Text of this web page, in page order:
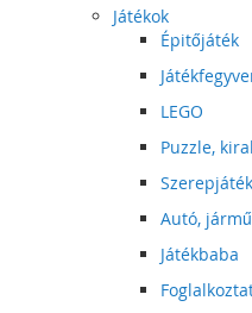
Játékok
Épitőjáték
LEGO
Puzzle,
Szerepjáték
Autó, jármű
Játékbaba